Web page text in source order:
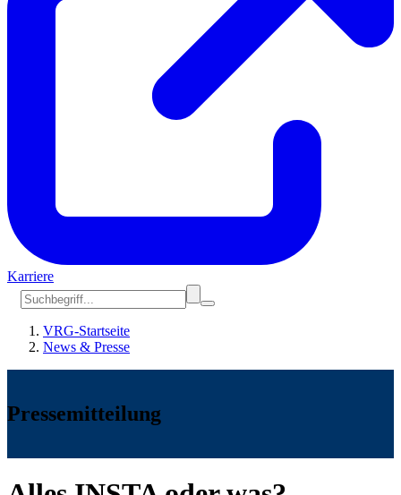
Karriere
VRG-Startseite
News & Presse
Pressemitteilung